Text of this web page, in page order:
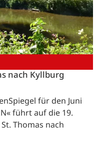
nach Kyllburg
für den Juni
führt auf die 19.
Thomas nach